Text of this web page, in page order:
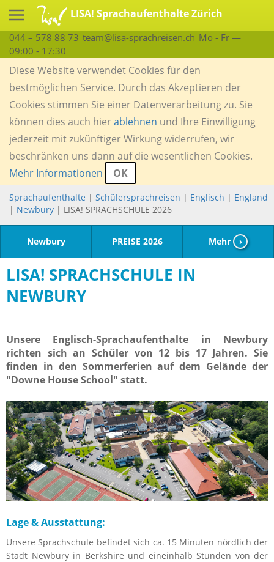
LISA! Sprachaufenthalte Zürich
044 – 578 88 73 team@lisa-sprachreisen.ch Mo - Fr —
09:00 - 17:30
Diese Website verwendet Cookies für den
bestmöglichen Service. Durch das Akzeptieren der
Cookies stimmen Sie einer Datenverarbeitung zu. Sie
können dies auch hierablehnen und Ihre Einwilligung
jederzeit mit zukünftiger Wirkung widerrufen, wir
beschränken uns dann auf die wesentlichen Cookies.
Mehr Informationen
OK
Sprachaufenthalte | Schülersprachreisen | Englisch | England
| Newbury | LISA! SPRACHSCHULE 2026
Newbury PREISE 2026 Mehr ›
LISA! SPRACHSCHULE IN
NEWBURY
Unsere Englisch-Sprachaufenthalte in Newbury
richten sich an Schüler von 12 bis 17 Jahren. Sie
finden in den Sommerferien auf dem Gelände der
"Downe House School" statt.
Lage & Ausstattung:
Unsere Sprachschule befindet sich ca. 15 Minuten nördlich der
Stadt Newbury in Berkshire und eineinhalb Stunden von der